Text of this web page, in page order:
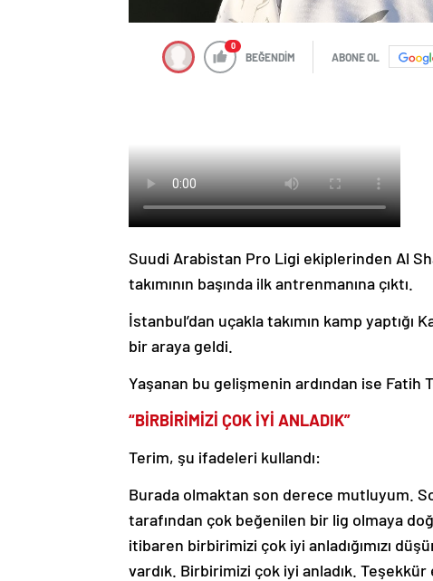
0
BEĞENDİM ABONE OL
Suudi Arabistan Pro Ligi ekiplerinden Al
takımının başında ilk antrenmanına çıktı.
İstanbul’dan uçakla takımın kamp yaptığı
bir araya geldi.
Yaşanan bu gelişmenin ardından ise Fatih
“BİRBİRİMİZİ ÇOK İYİ ANLADIK”
Terim, şu ifadeleri kullandı:
Burada olmaktan son derece mutluyum.
tarafından çok beğenilen bir lig olmaya
itibaren birbirimizi çok iyi anladığımızı
vardık. Birbirimizi çok iyi anladık.